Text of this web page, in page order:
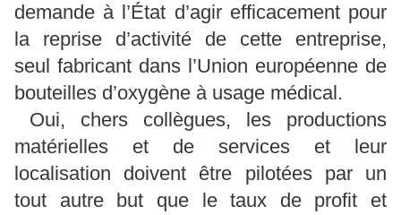
demande à l’État d’agir efficacement pour
la reprise d’activité de cette entreprise,
seul fabricant dans l’Union européenne de
bouteilles d’oxygène à usage médical.
Oui, chers collègues, les productions
matérielles et de services et leur
localisation doivent être pilotées par un
tout autre but que le taux de profit et